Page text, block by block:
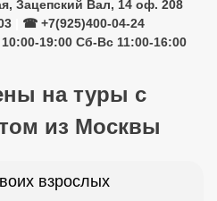
Зацепский Вал, 14 оф. 208
☎ +7(925)400-04-24
19:00 Сб-Вс 11:00-16:00
на туры с
из Москвы
взрослых